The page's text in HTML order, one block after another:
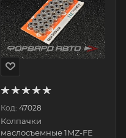
Код: 47028
Колпачки
маслосъемные 1MZ-FE